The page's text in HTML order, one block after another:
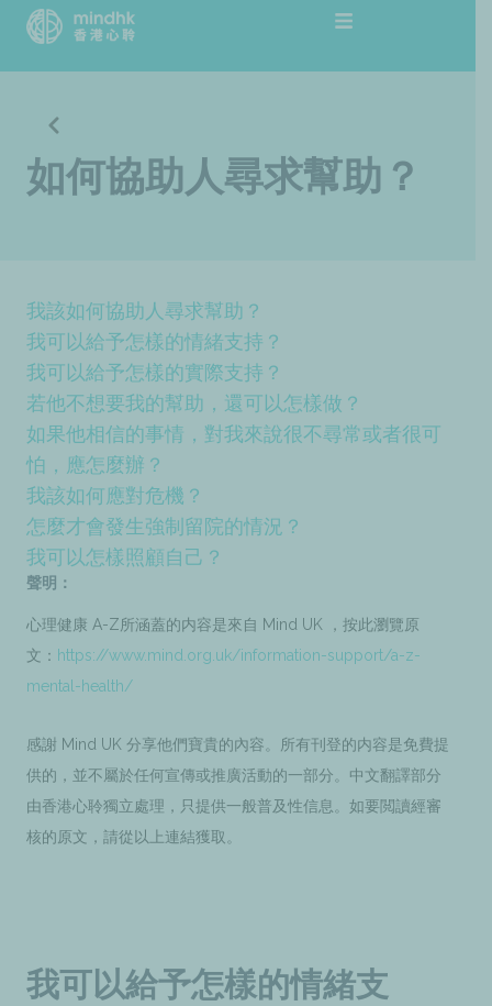
主
如何協助人尋求幫助？
我該如何協助人尋求幫助？
我可以給予怎樣的情緒支持？
我可以給予怎樣的實際支持？
若他不想要我的幫助，還可以怎樣做？
如果他相信的事情，對我來說很不尋常或者很可
怕，應怎麼辦？
我該如何應對危機？
怎麼才會發生強制留院的情況？
我可以怎樣照顧自己？
聲明：
心理健康 A-Z所涵蓋的内容是來自 Mind UK ，按此瀏覽原
文： https://www.mind.org.uk/information-support/a-z-
mental-health/
感謝 Mind UK 分享他們寶貴的內容。所有刊登的内容是免費提
供的，並不屬於任何宣傳或推廣活動的一部分。中文翻譯部分
由香港心聆獨立處理，只提供一般普及性信息。如要閲讀經審
核的原文，請從以上連結獲取。
我可以給予怎樣的情緒支